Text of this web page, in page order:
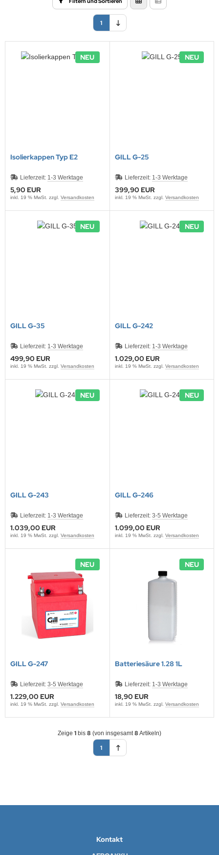
1
NEU
Isolierkappen Typ E2
Lieferzeit: 1-3 Werktage
5,90 EUR
inkl. 19 % MwSt. zzgl. Versandkosten
NEU
GILL G-25
Lieferzeit: 1-3 Werktage
399,90 EUR
inkl. 19 % MwSt. zzgl. Versandkosten
NEU
GILL G-35
Lieferzeit: 1-3 Werktage
499,90 EUR
inkl. 19 % MwSt. zzgl. Versandkosten
NEU
GILL G-242
Lieferzeit: 1-3 Werktage
1.029,00 EUR
inkl. 19 % MwSt. zzgl. Versandkosten
NEU
GILL G-243
Lieferzeit: 1-3 Werktage
1.039,00 EUR
inkl. 19 % MwSt. zzgl. Versandkosten
NEU
GILL G-246
Lieferzeit: 3-5 Werktage
1.099,00 EUR
inkl. 19 % MwSt. zzgl. Versandkosten
NEU
GILL G-247
Lieferzeit: 3-5 Werktage
1.229,00 EUR
inkl. 19 % MwSt. zzgl. Versandkosten
NEU
Batteriesäure 1.28 1L
Lieferzeit: 1-3 Werktage
18,90 EUR
inkl. 19 % MwSt. zzgl. Versandkosten
Zeige 1 bis 8 (von insgesamt8 Artikeln)
1
Kontakt
Speicherakku
Miller
Air